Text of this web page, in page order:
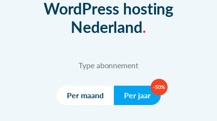
WordPress hosting
Nederland
Type abonnement
Per maand Per jaar
-50%